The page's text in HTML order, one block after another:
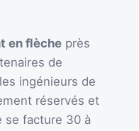
en flèche près
de
ingénieurs de
réservés et
se facture 30 à